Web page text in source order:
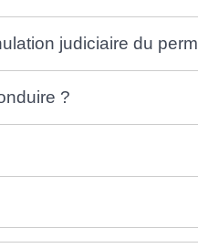
judiciaire du
?